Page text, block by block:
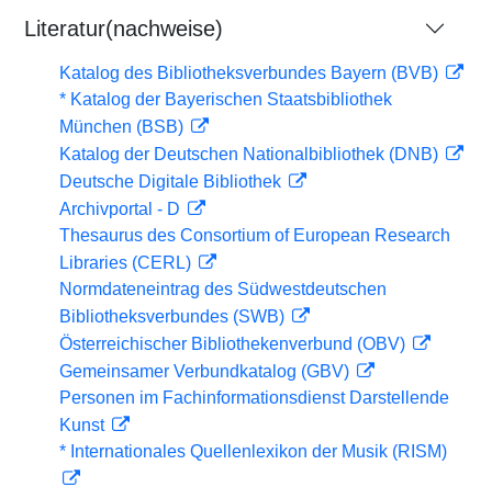
Literatur(nachweise)
Katalog des Bibliotheksverbundes Bayern (BVB)
* Katalog der Bayerischen Staatsbibliothek
München (BSB)
Katalog der Deutschen Nationalbibliothek (DNB)
Deutsche Digitale Bibliothek
Archivportal - D
Thesaurus des Consortium of European Research
Libraries (CERL)
Normdateneintrag des Südwestdeutschen
Bibliotheksverbundes (SWB)
Österreichischer Bibliothekenverbund (OBV)
Gemeinsamer Verbundkatalog (GBV)
Personen im Fachinformationsdienst Darstellende
Kunst
* Internationales Quellenlexikon der Musik (RISM)